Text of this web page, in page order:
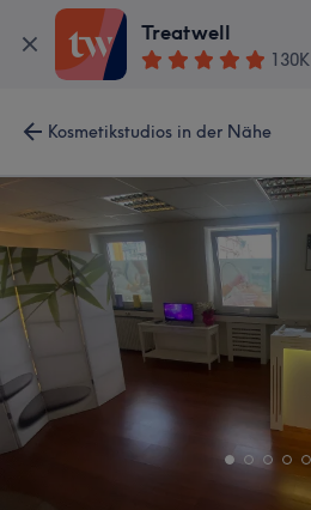
Treatwell
130K
Kosmetikstudios in der Nähe